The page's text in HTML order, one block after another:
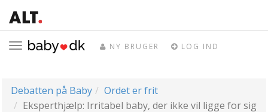
Toggle
NY BRUGER LOG IND
Debatten på Baby
Ordet er frit
Eksperthjælp: Irritabel baby, der ikke vil ligge for sig